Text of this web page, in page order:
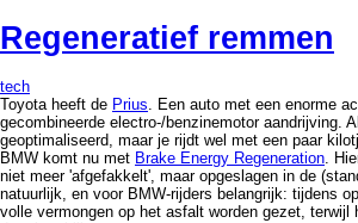
Regeneratief remmen
tech
Toyota heeft de Prius. Een auto met een enorme
gecombineerde electro-/benzinemotor aandrijving.
geoptimaliseerd, maar je rijdt wel met een paar
BMW komt nu met Brake Energy Regeneration.
niet meer 'afgefakkelt', maar opgeslagen in de
natuurlijk, en voor BMW-rijders belangrijk: tijdens
volle vermongen op het asfalt worden gezet, terwijl